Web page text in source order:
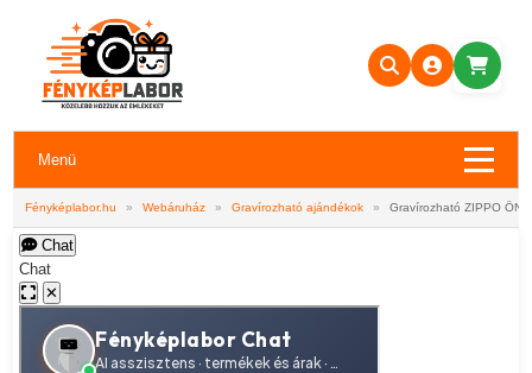
Menü
Fényképlabor.hu » Webáruház » Gravírozható ajándékok » Gravírozható ZIPPO
Chat
Chat
✕